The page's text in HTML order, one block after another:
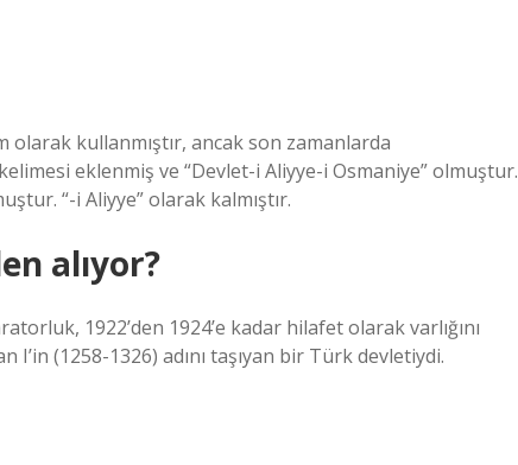
kullanmıştır, ancak son zamanlarda
eklenmiş ve “Devlet-i Aliyye-i Osmaniye” olmuştur.
“-i Aliyye” olarak kalmıştır.
alıyor?
1922’den 1924’e kadar hilafet olarak varlığını
I’in (1258-1326) adını taşıyan bir Türk devletiydi.